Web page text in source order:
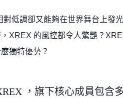
低調卻又能夠在世界舞台上發
XREX 的風控都令人驚艷？
獨特優勢？
，旗下核心成員包含